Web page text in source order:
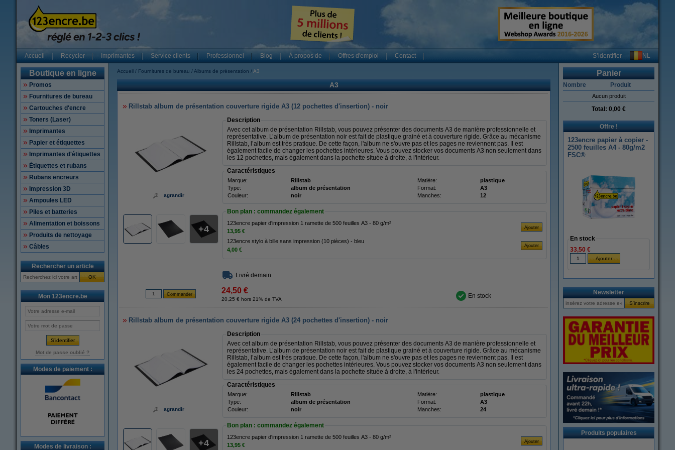
Accueil Recycler Imprimantes Service clients Professionnel Blog À propos de Offres d'emploi Contact S’identifier NL
Boutique en ligne
Promos
Fournitures de bureau
Cartouches d'encre
Toners (Laser)
Imprimantes
Papier et étiquettes
Imprimantes d'étiquettes
Étiquettes et rubans
Rubans encreurs
Impression 3D
Ampoules LED
Piles et batteries
Alimentation et boissons
Produits de nettoyage
Câbles
Rechercher un article
OK
Mon 123encre.be
Mot de passe oublié ?
Modes de paiement :
Modes de livraison :
Accueil Fournitures de bureau Albums de présentation A3
A3
Rillstab album de présentation couverture rigide A3 (12 pochettes d'insertion) - noir
agrandir
4
Description
Avec cet album de présentation Rillstab, vous pouvez présenter des documents A3 de manière professionnelle et
représentative. L’album de présentation noir est fait de plastique grainé et à couverture rigide. Grâce au mécanisme
Rillstab, l’album est très pratique. De cette façon, l'album ne s'ouvre pas et les pages ne reviennent pas. Il est
également facile de changer les pochettes intérieures. Vous pouvez stocker vos documents A3 non seulement dans
les 12 pochettes, mais également dans la pochette située à droite, à l'intérieur.
Caractéristiques
Marque: Rillstab Matière:
plastique
Type:
album de présentation Format:
A3
Couleur:
noir Manches: 12
Bon plan : commandez également
123encre papier d'impression 1 ramette de 500 feuilles A3 - 80 g/m²
13,95 €
123encre stylo à bille sans impression (10 pièces) - bleu
4,00 €
Livré demain
24,50 €
20,25 € hors 21% de TVA En stock
Rillstab album de présentation couverture rigide A3 (24 pochettes d'insertion) - noir
agrandir
4
Description
Avec cet album de présentation Rillstab, vous pouvez présenter des documents A3 de manière professionnelle et
représentative. L’album de présentation noir est fait de plastique grainé et à couverture rigide. Grâce au mécanisme
Rillstab, l’album est très pratique. De cette façon, l'album ne s'ouvre pas et les pages ne reviennent pas. Il est
également facile de changer les pochettes intérieures. Vous pouvez stocker vos documents A3 non seulement dans
les 24 pochettes, mais également dans la pochette située à droite, à l'intérieur.
Caractéristiques
Marque: Rillstab Matière:
plastique
Type:
album de présentation Format:
A3
Couleur:
noir Manches: 24
Bon plan : commandez également
123encre papier d'impression 1 ramette de 500 feuilles A3 - 80 g/m²
13,95 €
Panier
Nombre Produit
Aucun produit
Total: 0,00 €
Offre !
123encre papier à copier -
2500 feuilles A4 - 80g/m2
FSC®
En stock
33,50 €
Newsletter
Produits populaires